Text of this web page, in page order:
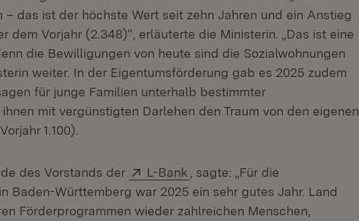
– das ist der höchste Wert seit zehn Jahren und ein Anstieg
dem Vorjahr (2.348)“, erläuterte die Ministerin. „Das ist eine
die Bewilligungen von heute sind die Sozialwohnungen
weiter. In der Eigentumsförderung gab es 2025 zudem
für junge Familien unterhalb bestimmter
mit vergünstigten Darlehen den Traum von den eigenen
1.100).
des Vorstands der Extern:
L-Bank (Öffnet in neuem Fenster)
, sagte: „Für die
Baden-Württemberg war 2025 ein sehr gutes Jahr. Land
Förderprogrammen wieder zahlreichen Menschen,